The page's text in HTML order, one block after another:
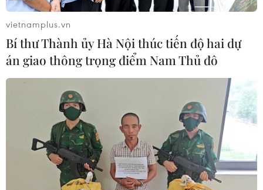
vietnamplus.vn
Bí thư Thành ủy Hà Nội thúc tiến độ hai dự
án giao thông trọng điểm Nam Thủ đô